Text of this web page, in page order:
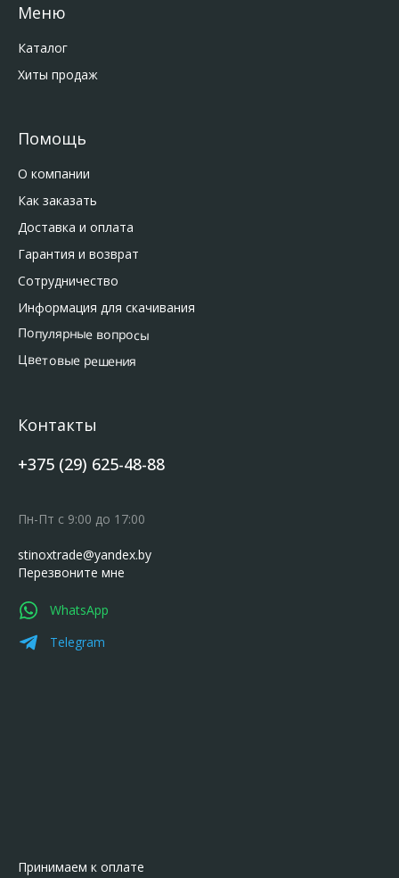
+375 (29) 625-48-88
Каталог
Хиты продаж
О компании
Перезвоните мне
Доставка и оплата
Гарантия и возврат
Сотрудничество
Информация для скачивания
Популярные вопросы
Как заказать
Пн-Пт с 9:00 до 17:00
Меню
Помощь
Контакты
Принимаем к оплате
WhatsApp
Telegram
Цветовые решения
stinoxtrade@yandex.by